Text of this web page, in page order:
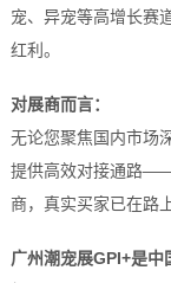
宠、异宠等高增长赛
红利。
对展商而言：
无论您聚焦国内市场
提供高效对接通路
商，真实买家已在路上
广州潮宠展GPI+是